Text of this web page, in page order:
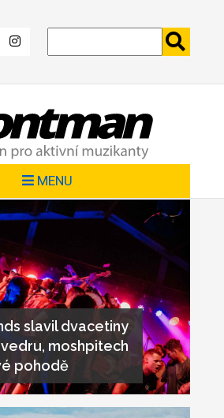
MENU
slavil dvacetiny
moshpitech
pohodě